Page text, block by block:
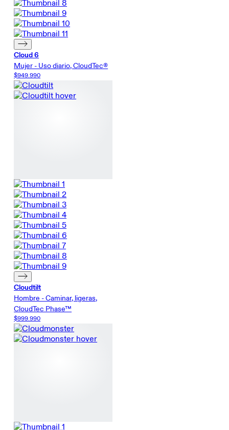
Cloud 6
Mujer - Uso diario, CloudTec®
$949.990
Cloudtilt
Hombre - Caminar, ligeras,
CloudTec Phase™
$999.990